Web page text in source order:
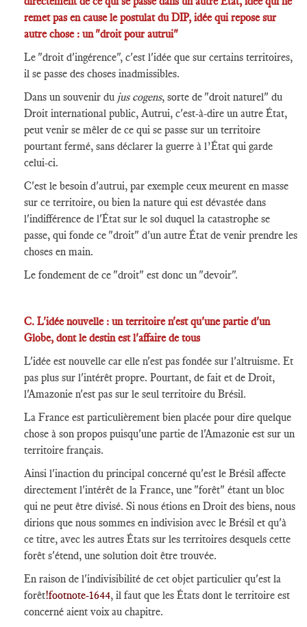
remet pas en cause le postulat du DIP, idée qui repose sur
autre chose : un "droit pour autrui"
Le "droit d'ingérence", c'est l'idée que sur certains territoires,
il se passe des choses inadmissibles.
Dans un souvenir du jus cogens, sorte de "droit naturel" du
Droit international public, Autrui, c'est-à-dire un autre État,
peut venir se mêler de ce qui se passe sur un territoire
pourtant fermé, sans déclarer la guerre à l’État qui garde
celui-ci.
C'est le besoin d'autrui, par exemple ceux meurent en masse
sur ce territoire, ou bien la nature qui est dévastée dans
l'indifférence de l'État sur le sol duquel la catastrophe se
passe, qui fonde ce "droit" d'un autre État de venir prendre les
choses en main.
Le fondement de ce "droit" est donc un "devoir".
C. L'idée nouvelle : un territoire n'est qu'une partie d'un
Globe, dont le destin est l'affaire de tous
L'idée est nouvelle car elle n'est pas fondée sur l'altruisme. Et
pas plus sur l'intérêt propre. Pourtant, de fait et de Droit,
l'Amazonie n'est pas sur le seul territoire du Brésil.
La France est particulièrement bien placée pour dire quelque
chose à son propos puisqu'une partie de l'Amazonie est sur un
territoire français.
Ainsi l'inaction du principal concerné qu'est le Brésil affecte
directement l'intérêt de la France, une "forêt" étant un bloc
qui ne peut être divisé. Si nous étions en Droit des biens, nous
dirions que nous sommes en indivision avec le Brésil et qu'à
ce titre, avec les autres États sur les territoires desquels cette
forêt s'étend, une solution doit être trouvée.
En raison de l'indivisibilité de cet objet particulier qu'est la
forêt!footnote-1644, il faut que les États dont le territoire est
concerné aient voix au chapitre.